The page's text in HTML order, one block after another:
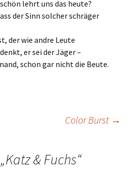
lehrt uns das heute?
der Sinn solcher schräger
der wie andre Leute
er sei der Jäger –
schon gar nicht die Beute.
Color Burst →
Katz & Fuchs“